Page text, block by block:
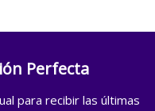
Perfecta
para recibir las últimas